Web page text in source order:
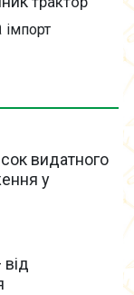
видатного
у
імпорт